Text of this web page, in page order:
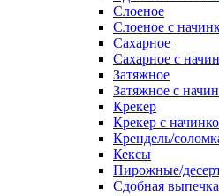
Слоеное
Слоеное с
Сахарное
Сахарное с
Затяжное
Затяжное с
Крекер
Крекер с
Крендель/
Кексы
Пирожные/
Сдобная выпечка